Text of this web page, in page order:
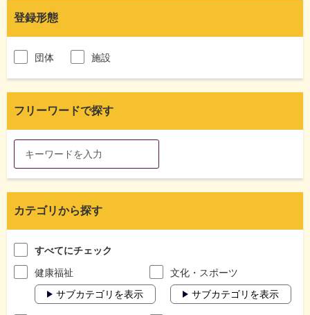
登録形態
団体 施設
フリーワードで探す
カテゴリから探す
すべてにチェック
健康福祉
サブカテゴリを表示
文化・スポーツ
サブカテゴリを表示